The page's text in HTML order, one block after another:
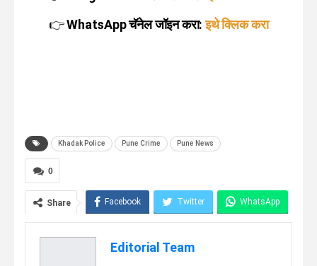
👉WhatsApp चॅनेल जॉइन करा: इथे क्लिक करा
Khadak Police Pune Crime Pune News
0
Share Facebook Twitter WhatsApp
Editorial Team